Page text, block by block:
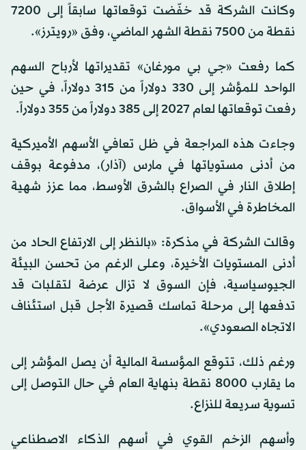
وكانت الشركة قد خفّضت توقعاتها سابقاً إلى 7200
نقطة من 7500 نقطة الشهر الماضي، وفق «رويترز».
كما رفعت «جي بي مورغان» تقديراتها لأرباح السهم
الواحد للمؤشر إلى 330 دولاراً من 315 دولاراً، في حين
رفعت توقعاتها لعام 2027 إلى 385 دولاراً من 355 دولاراً.
وجاءت هذه المراجعة في ظل تعافي الأسهم الأميركية
من أدنى مستوياتها في مارس (آذار)، مدفوعة بوقف
إطلاق النار في الصراع بالشرق الأوسط، مما عزز شهية
المخاطرة في الأسواق.
وقالت الشركة في مذكرة: «بالنظر إلى الارتفاع الحاد من
أدنى المستويات الأخيرة، وعلى الرغم من تحسن البيئة
الجيوسياسية، فإن السوق لا تزال عرضة لتقلبات قد
تدفعها إلى مرحلة تماسك قصيرة الأجل قبل استئناف
الاتجاه الصعودي».
ورغم ذلك، تتوقع المؤسسة المالية أن يصل المؤشر إلى
ما يقارب 8000 نقطة بنهاية العام في حال التوصل إلى
تسوية سريعة للنزاع.
وأسهم الزخم القوي في أسهم الذكاء الاصطناعي